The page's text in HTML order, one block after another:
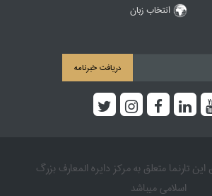
انتخاب زبان
دریافت خبرنامه
حقوق این تارنما متعلق به مرکز دایره المعارف بزرگ
اسلامی میباشد